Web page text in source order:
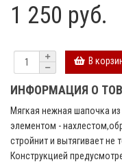
1 250 руб.
В
ИНФОРМАЦИЯ О
Мягкая нежная шапочка
элементом -
стройнит и вытягивает не
Конструкцией